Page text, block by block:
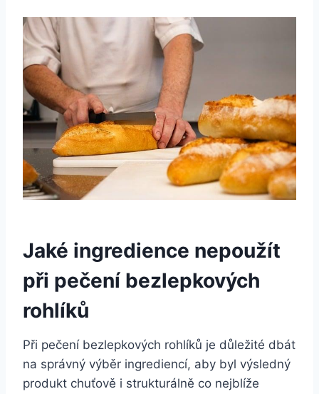
Jaké ingredience nepoužít
při pečení bezlepkových
rohlíků
Při pečení bezlepkových rohlíků je důležité dbát
na správný výběr ingrediencí, aby byl výsledný
produkt chuťově i strukturálně co nejblíže